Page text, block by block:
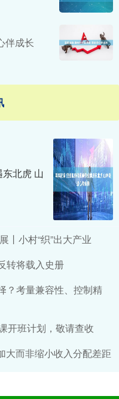
伴成长
北虎 山
丨小村“织”出大产业
转将载入史册
？考量兼容性、控制精
开班计划，敬请查收
大而非缩小收入分配差距